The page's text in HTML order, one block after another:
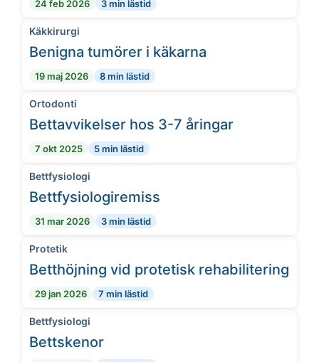
24 feb 2026 3 min lästid
Käkkirurgi
Benigna tumörer i käkarna
19 maj 2026 8 min lästid
Ortodonti
Bettavvikelser hos 3-7 åringar
7 okt 2025 5 min lästid
Bettfysiologi
Bettfysiologiremiss
31 mar 2026 3 min lästid
Protetik
Betthöjning vid protetisk rehabilitering
29 jan 2026 7 min lästid
Bettfysiologi
Bettskenor